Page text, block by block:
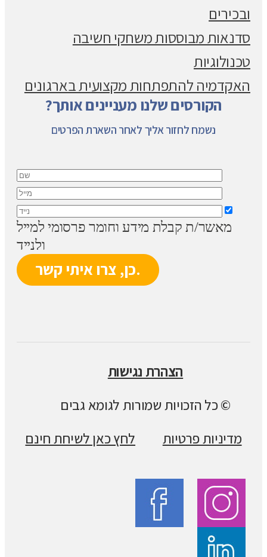
ובכירים
סדנאות מבוססות משחקי חשיבה
טכנולוגיות
האקדמיה להתפתחות מקצועית בארגונים
הקורסים שלנו מעניינים אותך?
נשמח לחזור אליך לאחר השארת הפרטים
מאשר/ת קבלת מידע וחומר פרסומי למייל
ולנייד
הצהרת נגישות
© כל הזכויות שמורות לגומא גבים
מדיניות פרטיות
לחץ כאן לשיחת חינם